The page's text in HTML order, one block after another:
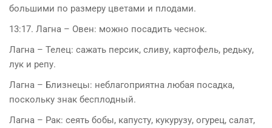
большими по размеру цветами и плодами.
13:17. Лагна – Овен: можно посадить чеснок.
Лагна – Телец: сажать персик, сливу, картофель, редьку,
лук и репу.
Лагна – Близнецы: неблагоприятна любая посадка,
поскольку знак бесплодный.
Лагна – Рак: сеять бобы, капусту, кукурузу, огурец, салат,